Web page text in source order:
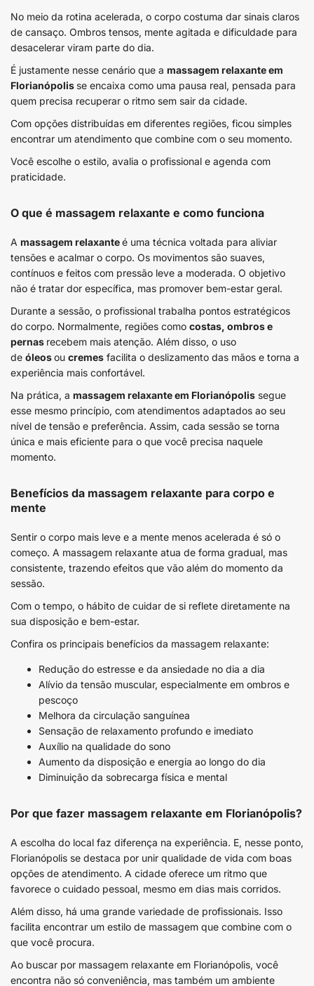
No meio da rotina acelerada, o corpo costuma dar sinais claros
de cansaço. Ombros tensos, mente agitada e dificuldade para
desacelerar viram parte do dia.
É justamente nesse cenário que a massagem relaxante em
Florianópolis se encaixa como uma pausa real, pensada para
quem precisa recuperar o ritmo sem sair da cidade.
Com opções distribuídas em diferentes regiões, ficou simples
encontrar um atendimento que combine com o seu momento.
Você escolhe o estilo, avalia o profissional e agenda com
praticidade.
O que é massagem relaxante e como funciona
A massagem relaxanteé uma técnica voltada para aliviar
tensões e acalmar o corpo. Os movimentos são suaves,
contínuos e feitos com pressão leve a moderada. O objetivo
não é tratar dor específica, mas promover bem-estar geral.
Durante a sessão, o profissional trabalha pontos estratégicos
do corpo. Normalmente, regiões como costas, ombros e
pernas recebem mais atenção. Além disso, o uso
de óleosou cremes facilita o deslizamento das mãos e torna a
experiência mais confortável.
Na prática, a massagem relaxante em Florianópolis segue
esse mesmo princípio, com atendimentos adaptados ao seu
nível de tensão e preferência. Assim, cada sessão se torna
única e mais eficiente para o que você precisa naquele
momento.
Benefícios da massagem relaxante para corpo e
mente
Sentir o corpo mais leve e a mente menos acelerada é só o
começo. A massagem relaxante atua de forma gradual, mas
consistente, trazendo efeitos que vão além do momento da
sessão.
Com o tempo, o hábito de cuidar de si reflete diretamente na
sua disposição e bem-estar.
Confira os principais benefícios da massagem relaxante:
Redução do estresse e da ansiedade no dia a dia
Alívio da tensão muscular, especialmente em ombros e
pescoço
Melhora da circulação sanguínea
Sensação de relaxamento profundo e imediato
Auxílio na qualidade do sono
Aumento da disposição e energia ao longo do dia
Diminuição da sobrecarga física e mental
Por que fazer massagem relaxante em Florianópolis?
A escolha do local faz diferença na experiência. E, nesse ponto,
Florianópolis se destaca por unir qualidade de vida com boas
opções de atendimento. A cidade oferece um ritmo que
favorece o cuidado pessoal, mesmo em dias mais corridos.
Além disso, há uma grande variedade de profissionais. Isso
facilita encontrar um estilo de massagem que combine com o
que você procura.
Ao buscar por massagem relaxante em Florianópolis, você
encontra não só conveniência, mas também um ambiente